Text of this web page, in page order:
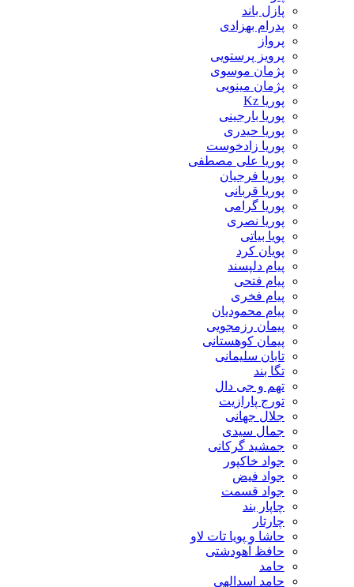
پازل باند
پدرام بهزادی
پرواز
پرویز پرستویی
پژمان موسوی
پژمان مینویی
پوریا Kz
پوریا بارجینی
پوریا حیدری
پوریا زادخوست
پوریا علی مصطفی
پوریا فرجیان
پوریا قربانی
پوریا گرامی
پوریا نصری
پویا بیاتی
پویان کرد
پیام دلپسند
پیام فتحی
پیام فخری
پیام محمودیان
پیمان رزمجویی
پیمان کوهستانی
تابان سلیمانی
تگا بند
تهم و جی دال
تورج پارازیت
جلال جهانی
جمال سیدی
جمشید گرکانی
جواد خاکپور
جواد فیض
جواد قسمت
چاپار بند
چارتار
حاشا و پویا تات لاو
حافظ آهودشتی
حامد
حامد اسدالهی